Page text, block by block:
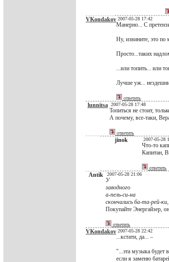
VKondakov 2007-05-28 17:42
Манерно... С
Ну, извините, это по
Просто...таких
...или топить... или
Лучше уж...
ответить
lunnitsa 2007-05-28 17:48
Топиться не стоит,
А почему, все-таки,
ответить
jinok 2007-05-28
Что-то
Капитан,
ответить
Antik 2007-05-28 21:06
У
заводного
а-пель-си-на
скончались ба-та-рей-ки,
Покупайте Энергайзер,
ответить
VKondakov 2007-05-28 22:42
...кстати, да... –
"...эта музыка будет
если я заменю